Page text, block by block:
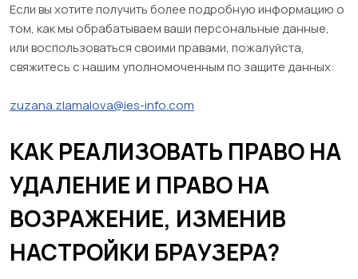
Если вы хотите получить более подробную информацию о
том, как мы обрабатываем ваши персональные данные,
или воспользоваться своими правами, пожалуйста,
свяжитесь с нашим уполномоченным по защите данных:
zuzana.zlamalova@ies-info.com
КАК РЕАЛИЗОВАТЬ ПРАВО НА
УДАЛЕНИЕ И ПРАВО НА
ВОЗРАЖЕНИЕ, ИЗМЕНИВ
НАСТРОЙКИ БРАУЗЕРА?